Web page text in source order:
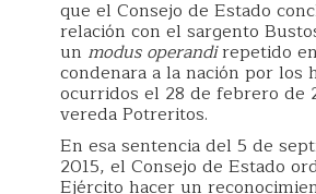
que el Consejo de Estado
relación con el sargento
un modus operandirepetido
condenara a la nación por los
ocurridos el 28 de febrero de
vereda Potreritos.
En esa sentencia del 5 de
2015, el Consejo de Estado
Ejército hacer un